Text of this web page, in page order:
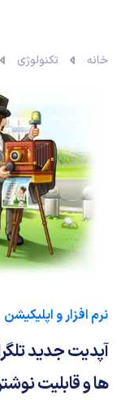
خانه تکنولوژی
نرم افزار و اپلیکیشن
آپدیت جدید
ها و قابلیت